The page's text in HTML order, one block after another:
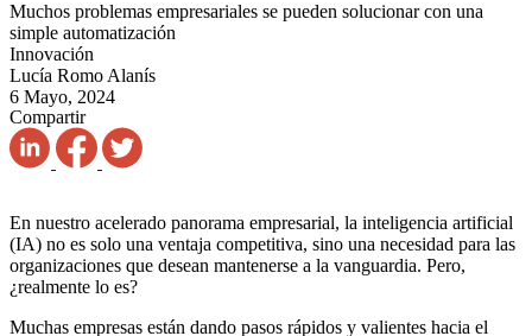
Muchos problemas empresariales se pueden solucionar con una
simple automatización
Innovación
Lucía Romo Alanís
6 Mayo, 2024
Compartir
En nuestro acelerado panorama empresarial, la inteligencia artificial
(IA) no es solo una ventaja competitiva, sino una necesidad para las
organizaciones que desean mantenerse a la vanguardia. Pero,
¿realmente lo es?
Muchas empresas están dando pasos rápidos y valientes hacia el